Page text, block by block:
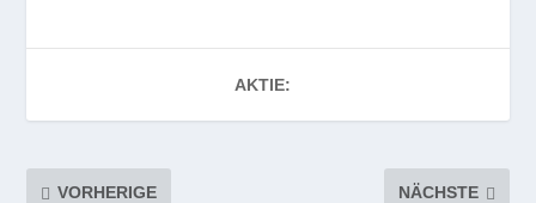
AKTIE:
VORHERIGE NÄCHSTE